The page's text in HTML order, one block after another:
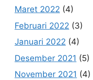
Maret 2022 (4)
Februari 2022 (3)
Januari 2022 (4)
Desember 2021 (5)
November 2021 (4)